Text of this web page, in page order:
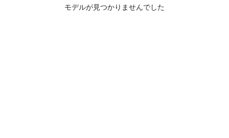
モデルが見つかりませんでした